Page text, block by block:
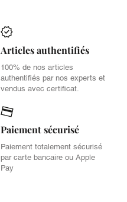
Articles authentifiés
100% de nos articles
authentifiés par nos experts et
vendus avec certificat.
Paiement sécurisé
Paiement totalement sécurisé
par carte bancaire ou Apple
Pay